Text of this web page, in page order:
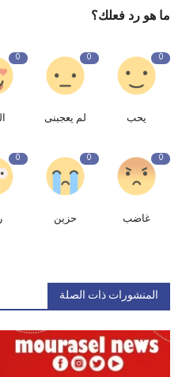
ما هو رد فعلك؟
0
يحب
0
لم يعجبنى
0
0
غاضب
0
حزين
0
المنشورات ذات الصلة